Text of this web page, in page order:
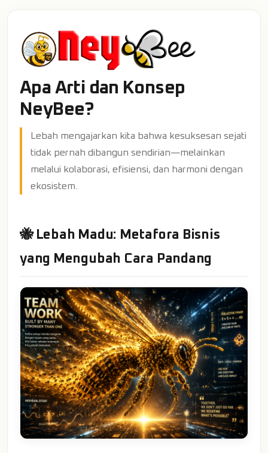
Apa Arti dan Konsep
NeyBee?
Lebah mengajarkan kita bahwa kesuksesan sejati
tidak pernah dibangun sendirian—melainkan
melalui kolaborasi, efisiensi, dan harmoni dengan
ekosistem.
🐝 Lebah Madu: Metafora Bisnis
yang Mengubah Cara Pandang